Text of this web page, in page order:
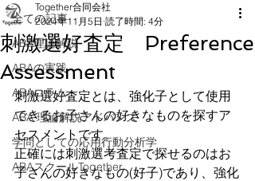
全ての記事
ABA理論解説
ABAの実践
ABAコラム
ABA 理論解説アドバンス
学問としての応用行動分析学
ABAスクールTogether
刺激選好査定 Preference
Assessment
Together合同会社
2024年11月5日 読了時間: 4分
刺激選好査定とは、強化子として使用
できるお子さんの好きなものを探すア
セスメントです。
正確には刺激選考査定で探せるのはお
子さんの好きなもの(好子)であり、強化